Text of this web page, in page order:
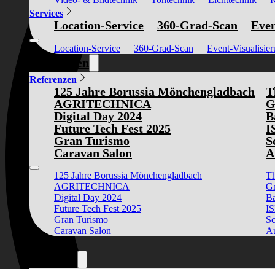
Services
Location-Service 360-Grad-Scan
Location-Service 360-Grad-Scan Event-
Referenzen
Referenzen
125 Jahre Borussia Mönchengladbach
AGRITECHNICA
Digital Day 2024
Future Tech Fest 2025
Gran Turismo
Caravan Salon
125 Jahre Borussia Mönchengladbach
AGRITECHNICA
Digital Day 2024
Future Tech Fest 2025
Gran Turismo
Caravan Salon